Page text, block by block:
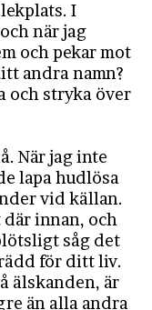
I
när jag
och pekar mot
andra namn?
och stryka över
När jag inte
lapa hudlösa
vid källan.
innan, och
såg det
för ditt liv.
älskanden, är
än alla andra